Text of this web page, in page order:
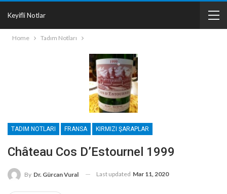
Keyifli Notlar
Home Tadım Notları
TADIM NOTLARI FRANSA KIRMIZI ŞARAPLAR
Château Cos D’Estournel 1999
By Dr. Gürcan Vural Last updated Mar 11, 2020